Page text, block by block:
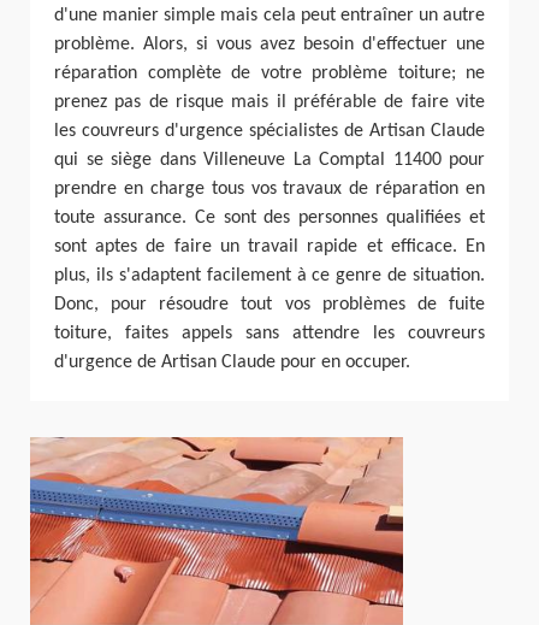
d'une manier simple mais cela peut entraîner un autre
problème. Alors, si vous avez besoin d'effectuer une
réparation complète de votre problème toiture; ne
prenez pas de risque mais il préférable de faire vite
les couvreurs d'urgence spécialistes de Artisan Claude
qui se siège dans Villeneuve La Comptal 11400 pour
prendre en charge tous vos travaux de réparation en
toute assurance. Ce sont des personnes qualifiées et
sont aptes de faire un travail rapide et efficace. En
plus, ils s'adaptent facilement à ce genre de situation.
Donc, pour résoudre tout vos problèmes de fuite
toiture, faites appels sans attendre les couvreurs
d'urgence de Artisan Claude pour en occuper.